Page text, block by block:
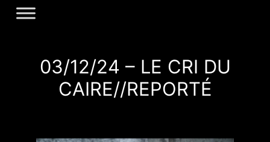
03/12/24 – LE CRI DU
CAIRE//REPORTÉ